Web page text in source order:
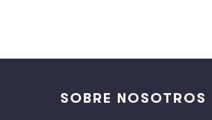
SOBRE NOSOTROS